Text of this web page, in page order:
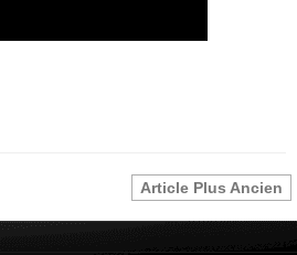
Article Plus Ancien